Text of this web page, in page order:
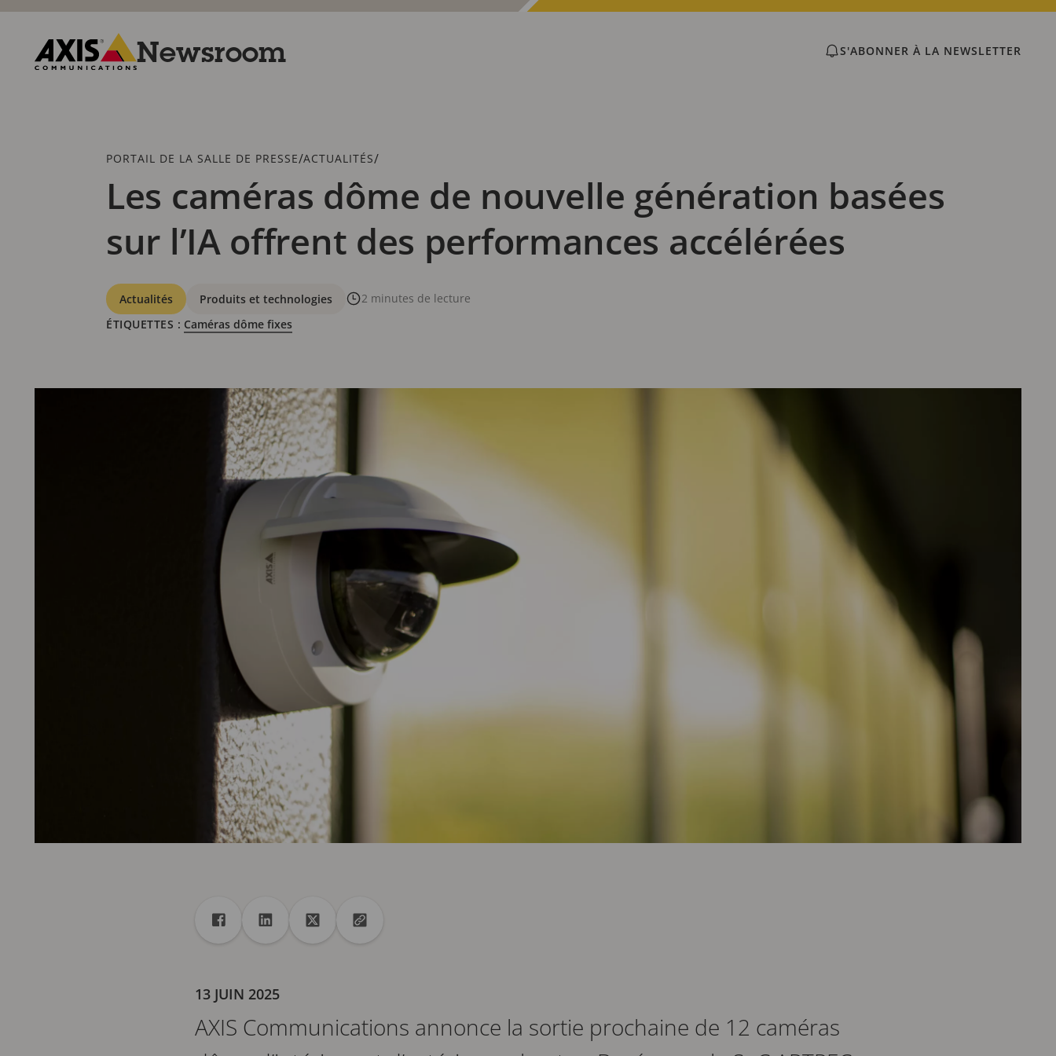
Passer
contenu
principal
Newsroom S'ABONNER À LA NEWSLETTER
Fil
PORTAIL DE LA SALLE DE PRESSE/ACTUALITÉS/
Les caméras dôme de nouvelle génération basées
sur l’IA offrent des performances accélérées
Catégories
Actualités Produits et technologies
2 minutes de lecture
ÉTIQUETTES : Caméras dôme fixes
Partager
Partager dans Facebook
Partager dans Linkedin
Partager dans XCopier url dans le presse-papiers
13 JUIN 2025
AXIS Communications annonce la sortie prochaine de 12 caméras